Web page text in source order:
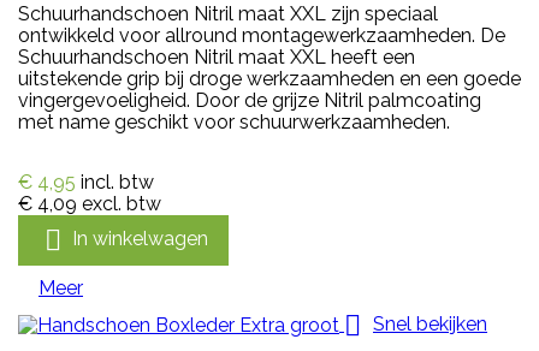
Schuurhandschoen Nitril maat XXL zijn speciaal
ontwikkeld voor allround montagewerkzaamheden. De
Schuurhandschoen Nitril maat XXL heeft een
uitstekende grip bij droge werkzaamheden en een goede
vingergevoeligheid. Door de grijze Nitril palmcoating
met name geschikt voor schuurwerkzaamheden.
€ 4,95 incl. btw
€ 4,09 excl. btw
 In winkelwagen
Meer
 Snel bekijken